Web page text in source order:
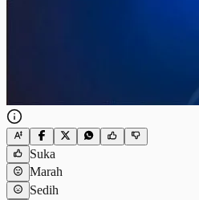
Suka
Marah
Sedih